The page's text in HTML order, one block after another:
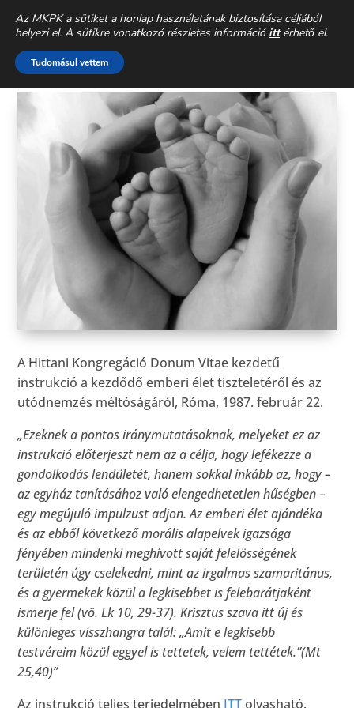
CSALÁDEGYHÁZ» ÉLETVÉDELEM »LETÖLTHETŐ ANYAGOK»
DONUM VITAE
A Hittani Kongregáció Donum Vitae kezdetű
instrukció a kezdődő emberi élet tiszteletéről és az
utódnemzés méltóságáról, Róma, 1987. február 22.
„Ezeknek a pontos iránymutatásoknak, melyeket ez az
instrukció előterjeszt nem az a célja, hogy lefékezze a
gondolkodás lendületét, hanem sokkal inkább az, hogy –
az egyház tanításához való elengedhetetlen hűségben –
egy megújuló impulzust adjon. Az emberi élet ajándéka
és az ebből következő morális alapelvek igazsága
fényében mindenki meghívott saját felelösségének
területén úgy cselekedni, mint az irgalmas szamaritánus,
és a gyermekek közül a legkisebbet is felebarátjaként
ismerje fel (vö. Lk 10, 29-37). Krisztus szava itt új és
különleges visszhangra talál: „Amit e legkisebb
testvéreim közül eggyel is tettetek, velem tettétek.”(Mt
25,40)”
Az instrukció teljes terjedelmében ITT olvasható.
Az MKPK a sütiket a honlap használatának biztosítása céljából
helyezi el. A sütikre vonatkozó részletes információ ittérhető el.
Tudomásul vettem